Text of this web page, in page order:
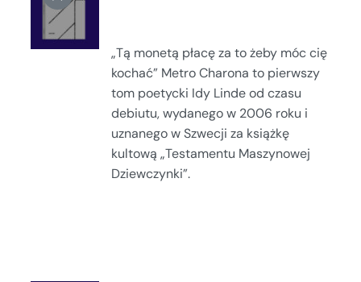
KOSZYKA
/
SZCZEGÓŁY
„Tą monetą płacę za to żeby móc cię
kochać” Metro Charona to pierwszy
tom poetycki Idy Linde od czasu
debiutu, wydanego w 2006 roku i
uznanego w Szwecji za książkę
kultową „Testamentu Maszynowej
Dziewczynki”.